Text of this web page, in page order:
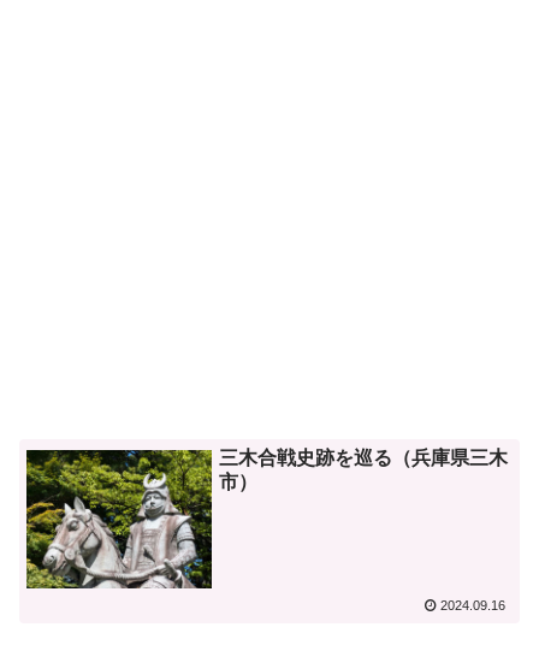
三木合戦史跡を巡る（兵庫県三木
市）
2024.09.16